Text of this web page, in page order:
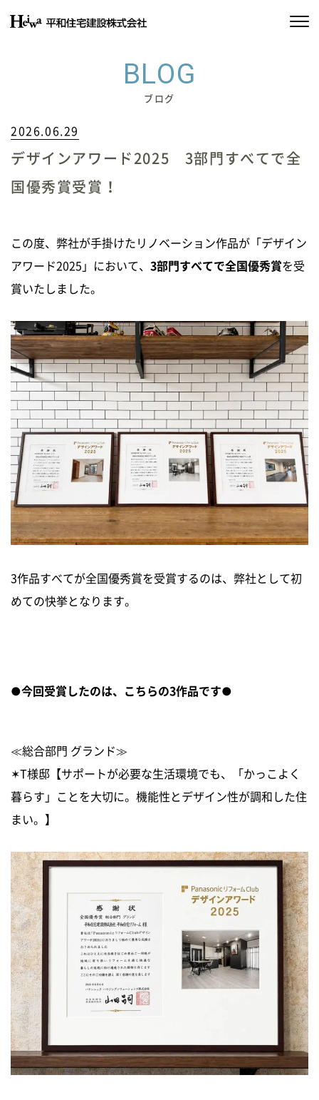
施工実績
物件情報
SDGsの取り組み
新築住宅お問合せ
リフォームお問合せ
BLOG
ブログ
2026.06.29
デザインアワード2025 3部門すべてで全
国優秀賞受賞！
この度、弊社が手掛けたリノベーション作品が「デザイン
アワード2025」において、 3部門すべてで全国優秀賞を受
賞いたしました。
3作品すべてが全国優秀賞を受賞するのは、弊社として初
めての快挙となります。
●今回受賞したのは、こちらの3作品です●
≪総合部門 グランド≫
✶T様邸【サポートが必要な生活環境でも、「かっこよく
暮らす」ことを大切に。機能性とデザイン性が調和した住
まい。】